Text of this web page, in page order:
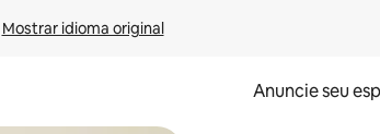
Mostrar idioma original
Anuncie seu